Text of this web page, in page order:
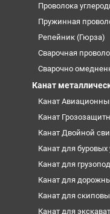
Проволока
Пружинная
Репейник (Гюрза)
Сварочная
Сварочно
Канат
Канат
Канат
Канат Двойной
Канат для буровых
Канат для
Канат для
Канат для
Канат для